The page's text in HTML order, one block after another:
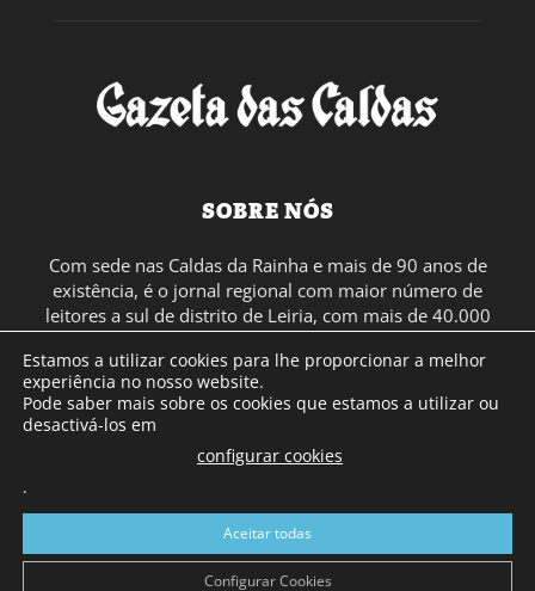
SOBRE NÓS
Com sede nas Caldas da Rainha e mais de 90 anos de
existência, é o jornal regional com maior número de
leitores a sul de distrito de Leiria, com mais de 40.000
em Portugal Continental e assinatura online.
SIGA-NOS
Estamos a utilizar cookies para lhe proporcionar a melhor
experiência no nosso website.
Pode saber mais sobre os cookies que estamos a utilizar ou
desactivá-los em
configurar cookies
.
Aceitar todas
Configurar Cookies